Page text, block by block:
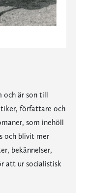
och är son till
författare och
som inehöll
och blivit mer
bekännelser,
att ur socialistisk